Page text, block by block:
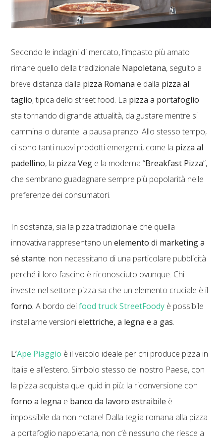
Secondo le indagini di mercato, l’impasto più amato
rimane quello della tradizionale Napoletana, seguito a
breve distanza dalla pizza Romana e dalla pizza al
taglio, tipica dello street food. La pizza a portafoglio
sta tornando di grande attualità, da gustare mentre si
cammina o durante la pausa pranzo. Allo stesso tempo,
ci sono tanti nuovi prodotti emergenti, come la pizza al
padellino, la pizza Veg e la moderna “Breakfast Pizza”,
che sembrano guadagnare sempre più popolarità nelle
preferenze dei consumatori.
In sostanza, sia la pizza tradizionale che quella
innovativa rappresentano unelemento di marketing a
sé stante: non necessitano di una particolare pubblicità
perché il loro fascino è riconosciuto ovunque. Chi
investe nel settore pizza sa che un elemento cruciale è il
forno. A bordo deifood truck StreetFoody è possibile
installarne versionielettriche, a legna e a gas.
L’Ape Piaggio è il veicolo ideale per chi produce pizza in
Italia e all’estero. Simbolo stesso del nostro Paese, con
la pizza acquista quel quid in più: la riconversione con
forno a legna e banco da lavoro estraibile è
impossibile da non notare! Dalla teglia romana alla pizza
a portafoglio napoletana, non c’è nessuno che riesce a